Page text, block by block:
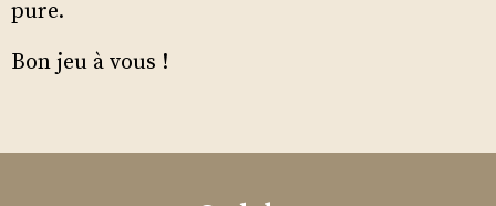
pure.
Bon jeu à vous !